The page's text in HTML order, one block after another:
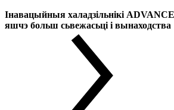
Інавацыйныя халадзільнікі
яшчэ больш сьвежасьці і вынаходства